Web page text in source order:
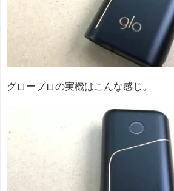
グロープロの実機はこんな感じ。